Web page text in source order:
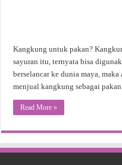
Kangkung untuk pakan?
sayuran itu, ternyata bisa
berselancar ke dunia maya,
menjual kangkung sebagai
Read More »